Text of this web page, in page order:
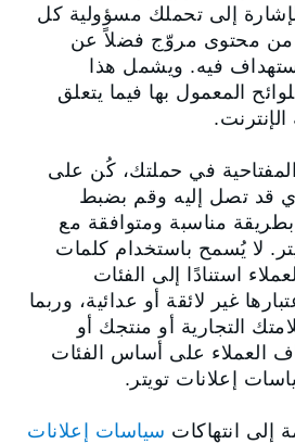
إلى تحملك مسؤولية كل
من محتوى مروّج فضلاً عن
فيه. ويشمل هذا
المعمول بها فيما يتعلق
في حملتك، كُن على
قد تصل إليه وقم بضبط
مناسبة ومتوافقة مع
لا يُسمح باستخدام كلمات
استنادًا إلى الفئات
غير لائقة أو عدائية، وربما
التجارية أو منتجك أو
العملاء على أساس الفئات
إعلانات تويتر.
إلى انتهاكات سياسات إعلانات